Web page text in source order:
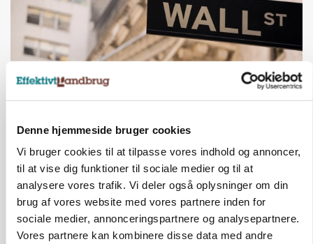
Denne hjemmeside bruger cookies
Vi bruger cookies til at tilpasse vores indhold og annoncer,
til at vise dig funktioner til sociale medier og til at
analysere vores trafik. Vi deler også oplysninger om din
brug af vores website med vores partnere inden for
sociale medier, annonceringspartnere og analysepartnere.
Vores partnere kan kombinere disse data med andre
MARKEDSFOKUS
Nye aktierekorder – og den brutale lektie fra et
24-årigt finansgeni
Annonce
Loading...